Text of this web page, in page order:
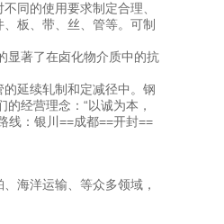
同的使用要求制定合理、
板、带、丝、管等。可制
显著了在卤化物介质中的抗
延续轧制和定减径中。钢
经营理念：“以诚为本，
线：银川==成都==开封==
海洋运输、等众多领域，